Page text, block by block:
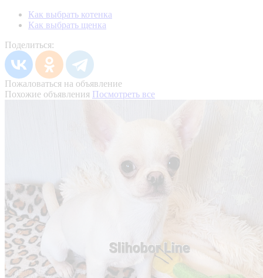
Как выбрать котенка
Как выбрать щенка
Поделиться:
Пожаловаться на объявление
Похожие объявления Посмотреть все